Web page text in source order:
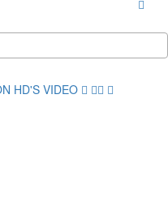
HD'S VIDEO